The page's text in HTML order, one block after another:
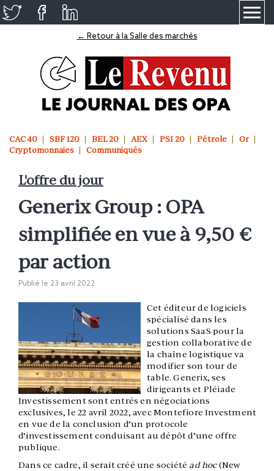
← Retour à la Salle des marchés
CAC 40 SBF 120 BEL 20 AEX PSI 20 Pétrole
Or
Cryptomonnaies
Communiqués
L'offre du jour
Generix Group : OPA
simplifiée en vue à 9,50 €
par action
Publié le 23 avril 2022
Cet éditeur de logiciels
spécialisé dans les
solutions SaaS pour la
gestion collaborative de
la chaîne logistique va
modifier son tour de
table. Generix, ses
dirigeants et Pléiade
Investissement sont entrés en négociations
exclusives, le 22 avril 2022, avec Montefiore Investment
en vue de la conclusion d’un protocole
d’investissement conduisant au dépôt d’une offre
publique.
Dans ce cadre, il serait créé une société ad hoc(New